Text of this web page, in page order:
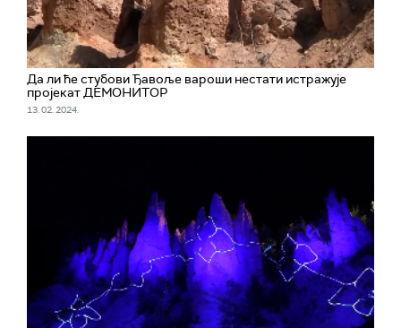
Да ли ће стубови Ђавоље вароши нестати истражује
пројекат ДЕМОНИТОР
13. 02. 2024.